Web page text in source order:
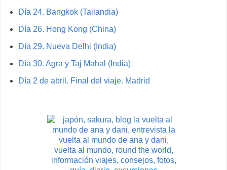
Día 24. Bangkok (Tailandia)
Día 26. Hong Kong (China)
Día 29. Nueva Delhi (India)
Día 30. Agra y Taj Mahal (India)
Día 2 de abril. Final del viaje. Madrid